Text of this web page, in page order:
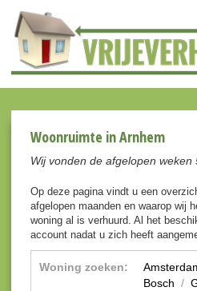
Woonruimte in Arnhem
Wij vonden de afgelopen
Op deze pagina vindt u een
afgelopen maanden en waarop wij
woning al is verhuurd. Al het
account nadat u zich heeft
Woning zoeken:
Bosch /